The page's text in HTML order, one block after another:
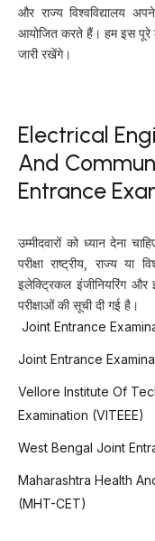
और राज्य विश्वविद्यालय
आयोजित करते हैं। हम इस पूरे
जारी रखेंगे।
Electrical
And
Entrance
उम्मीदवारों को ध्यान देना
परीक्षा राष्ट्रीय, राज्य
इलेक्ट्रिकल इंजीनियरिंग और
परीक्षाओं की सूची दी गई है।
Joint Entrance
Joint Entrance
Vellore Institute Of
Examination (VITEEE)
West Bengal Joint
Maharashtra Health
(MHT-CET)